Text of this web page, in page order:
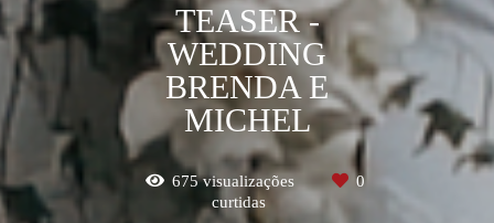
TEASER -
WEDDING
BRENDA E
MICHEL
675visualizações
0
curtidas